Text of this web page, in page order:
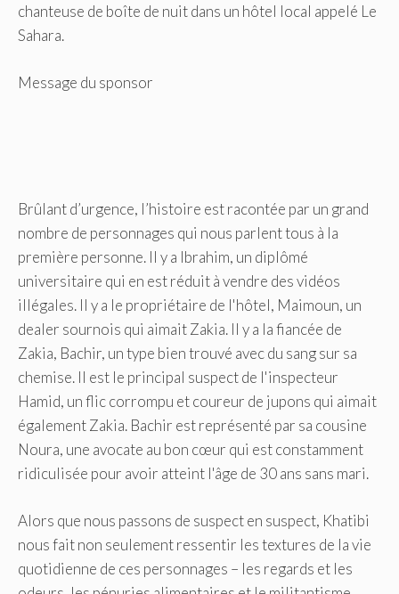
chanteuse de boîte de nuit dans un hôtel local appelé Le
Sahara.
Message du sponsor
Brûlant d’urgence, l’histoire est racontée par un grand
nombre de personnages qui nous parlent tous à la
première personne. Il y a Ibrahim, un diplômé
universitaire qui en est réduit à vendre des vidéos
illégales. Il y a le propriétaire de l'hôtel, Maimoun, un
dealer sournois qui aimait Zakia. Il y a la fiancée de
Zakia, Bachir, un type bien trouvé avec du sang sur sa
chemise. Il est le principal suspect de l'inspecteur
Hamid, un flic corrompu et coureur de jupons qui aimait
également Zakia. Bachir est représenté par sa cousine
Noura, une avocate au bon cœur qui est constamment
ridiculisée pour avoir atteint l'âge de 30 ans sans mari.
Alors que nous passons de suspect en suspect, Khatibi
nous fait non seulement ressentir les textures de la vie
quotidienne de ces personnages – les regards et les